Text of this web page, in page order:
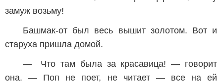
замуж возьму!
Башмак-от был весь вышит золотом. Вот и
старуха пришла домой.
— Что там была за красавица! — говорит
она. — Поп не поет, не читает — все на ей